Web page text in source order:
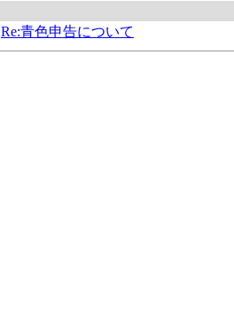
Re:青色申告について